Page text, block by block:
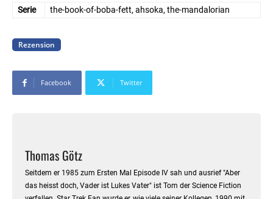
Serie the-book-of-boba-fett, ahsoka, the-mandalorian
Rezension
Facebook Twitter
Thomas Götz
Seitdem er 1985 zum Ersten Mal Episode IV sah und ausrief "Aber
das heisst doch, Vader ist Lukes Vater" ist Tom der Science Fiction